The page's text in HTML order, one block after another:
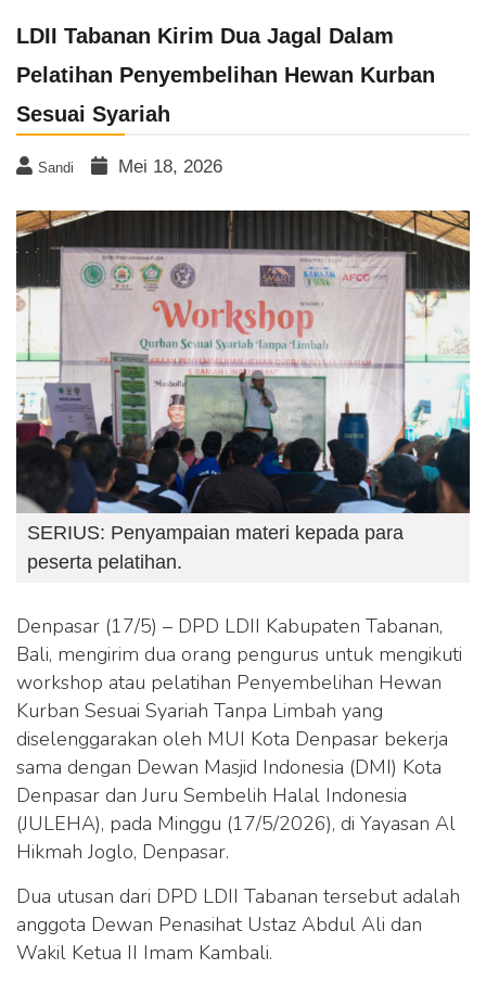
LDII Tabanan Kirim Dua Jagal Dalam
Pelatihan Penyembelihan Hewan Kurban
Sesuai Syariah
Sandi Mei 18, 2026
SERIUS: Penyampaian materi kepada para
peserta pelatihan.
Denpasar (17/5) – DPD LDII Kabupaten Tabanan,
Bali, mengirim dua orang pengurus untuk mengikuti
workshop atau pelatihan Penyembelihan Hewan
Kurban Sesuai Syariah Tanpa Limbah yang
diselenggarakan oleh MUI Kota Denpasar bekerja
sama dengan Dewan Masjid Indonesia (DMI) Kota
Denpasar dan Juru Sembelih Halal Indonesia
(JULEHA), pada Minggu (17/5/2026), di Yayasan Al
Hikmah Joglo, Denpasar.
Dua utusan dari DPD LDII Tabanan tersebut adalah
anggota Dewan Penasihat Ustaz Abdul Ali dan
Wakil Ketua II Imam Kambali.